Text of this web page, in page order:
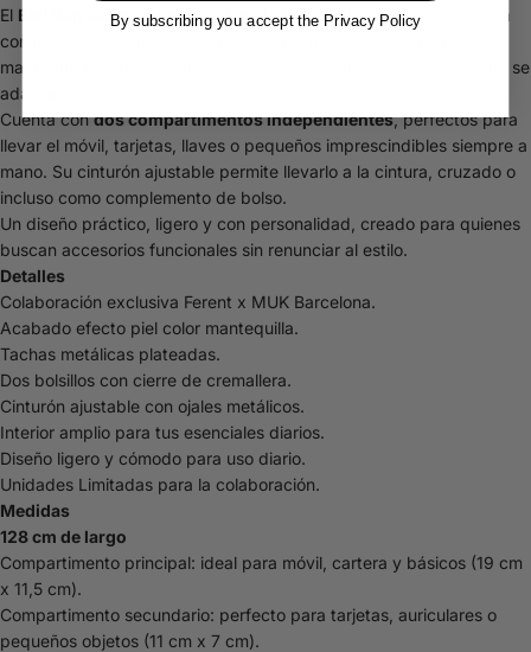
El Belt Bag Butter Studscombina la funcionalidad de una riñonera
con la estética característica de ambas marcas: piel vegana color
mantequilla, detalles metálicos plateados y un diseño versátil que se
adapta a ti.
Cuenta condos compartimentos independientes, perfectos para
llevar el móvil, tarjetas, llaves o pequeños imprescindibles siempre a
mano. Su cinturón ajustable permite llevarlo a la cintura, cruzado o
incluso como complemento de bolso.
Un diseño práctico, ligero y con personalidad, creado para quienes
buscan accesorios funcionales sin renunciar al estilo.
Detalles
Colaboración exclusiva Ferent x MUK Barcelona.
Acabado efecto piel color mantequilla.
Tachas metálicas plateadas.
Dos bolsillos con cierre de cremallera.
Cinturón ajustable con ojales metálicos.
Interior amplio para tus esenciales diarios.
Diseño ligero y cómodo para uso diario.
Unidades Limitadas para la colaboración.
Medidas
128 cm de largo
Compartimento principal: ideal para móvil, cartera y básicos (19 cm
x 11,5 cm).
Compartimento secundario: perfecto para tarjetas, auriculares o
pequeños objetos (11 cm x 7 cm).
By subscribing you accept the Privacy Policy